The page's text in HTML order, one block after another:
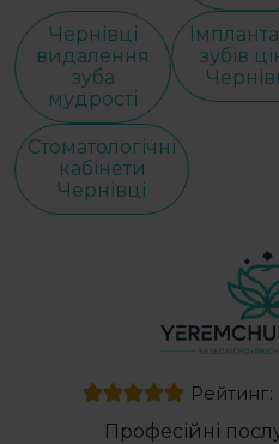
Чернівці
видалення
зуба
мудрості
зубів
Стоматологічні
кабінети
Чернівці
Рейтинг:
Професійні